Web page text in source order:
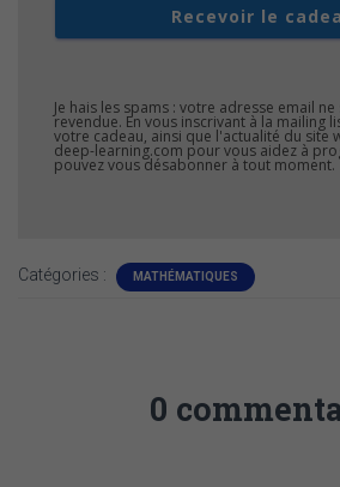
Recevoir le
Je hais les spams : votre adresse email
revendue. En vous inscrivant à la mailing
votre cadeau, ainsi que l'actualité du site
deep-learning.com pour vous aidez à
pouvez vous désabonner à tout moment.
Catégories : MATHÉMATIQUES
0